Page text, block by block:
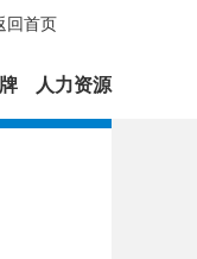
回首页
人力资源